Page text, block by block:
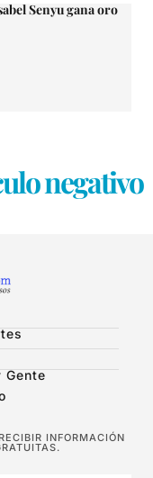
Senyu gana oro
negativo
Gente
INFORMACIÓN